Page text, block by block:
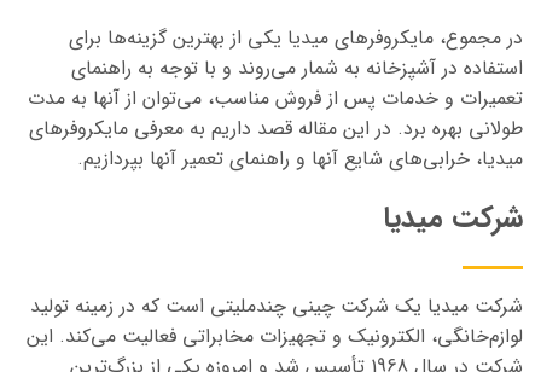
در مجموع، مایکروفرهای میدیا یکی از بهترین گزینه‌ها برای
استفاده در آشپزخانه به شمار می‌روند و با توجه به راهنمای
تعمیرات و خدمات پس از فروش مناسب، می‌توان از آنها به مدت
طولانی بهره برد. در این مقاله قصد داریم به معرفی مایکروفرهای
میدیا، خرابی‌های شایع آنها و راهنمای تعمیر آنها بپردازیم.
شرکت میدیا
شرکت میدیا یک شرکت چینی چندملیتی است که در زمینه تولید
لوازم‌خانگی، الکترونیک و تجهیزات مخابراتی فعالیت می‌کند. این